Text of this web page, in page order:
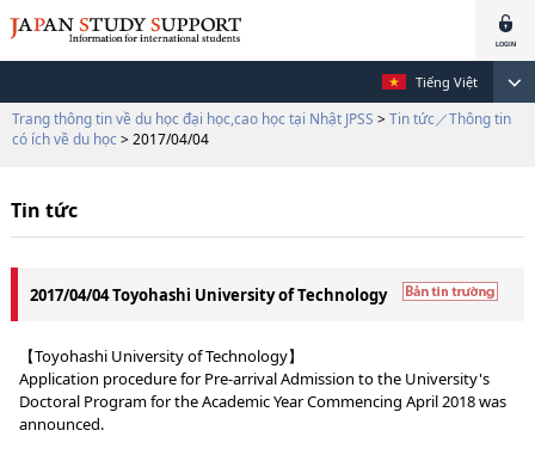
Tiếng Việt
Trang thông tin về du học đại học,cao học tại Nhật JPSS > Tin tức／Thông tin
có ích về du học > 2017/04/04
Tin tức
2017/04/04 Toyohashi University of Technology
【Toyohashi University of Technology】
Application procedure for Pre-arrival Admission to the University's
Doctoral Program for the Academic Year Commencing April 2018 was
announced.